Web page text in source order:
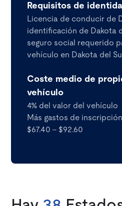
Requisitos de
Licencia de conducir de
identificación de Dakota
seguro social requerido
vehículo en Dakota del
Coste medio de
vehículo
4% del valor del vehículo
Más gastos de
$67.40 - $92.60